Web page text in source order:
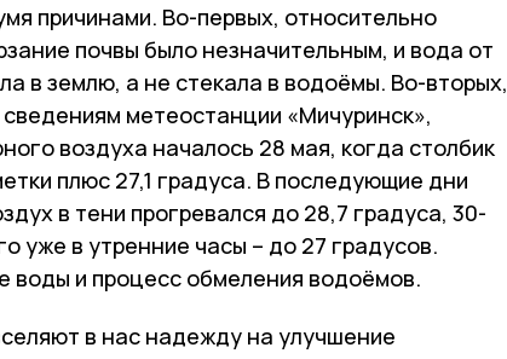
причинами. Во-первых, относительно
почвы было незначительным, и вода от
в землю, а не стекала в водоёмы. Во-вторых,
метеостанции «Мичуринск»,
воздуха началось 28 мая, когда столбик
плюс 27,1 градуса. В последующие дни
в тени прогревался до 28,7 градуса, 30-
уже в утренние часы – до 27 градусов.
воды и процесс обмеления водоёмов.
в нас надежду на улучшение